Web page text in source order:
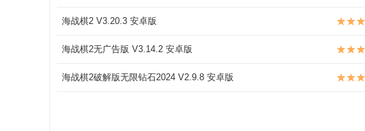
海战棋2 V3.20.3 安卓版
海战棋2无广告版 V3.14.2 安卓版
海战棋2破解版无限钻石2024 V2.9.8 安卓版